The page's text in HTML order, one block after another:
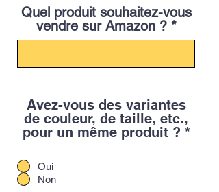
Quel produit souhaitez-vous
vendre sur Amazon ?
Avez-vous des variantes
de couleur, de taille, etc.,
pour un même produit ? *
Oui
Non